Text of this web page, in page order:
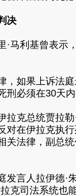
决
利基曾表示
如果上诉法庭
刑必须在30天
克总统贾拉勒
对在伊拉克执
关法律，副总
言人拉伊德·
克司法系统也